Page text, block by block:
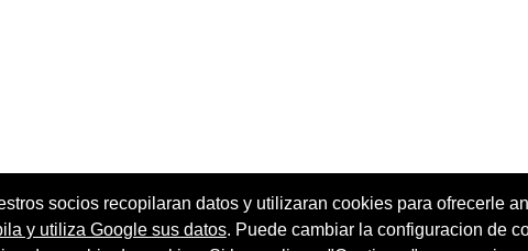
socios recopilaran datos y utilizaran cookies para ofrecerle
y utiliza Google sus datos. Puede cambiar la configuracion de